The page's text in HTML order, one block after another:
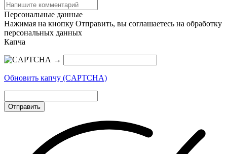
Персональные данные
Нажимая на кнопку Отправить, вы соглашаетесь на обработку
персональных данных
Капча
→
Обновить капчу (CAPTCHA)
Отправить